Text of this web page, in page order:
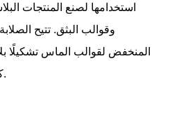
استخدامها لصنع المنتجات
وقوالب البثق. تتيح
المنخفض لقوالب الماس تشكيلًا
كفاءة الإنتاج وجودة المنتج.